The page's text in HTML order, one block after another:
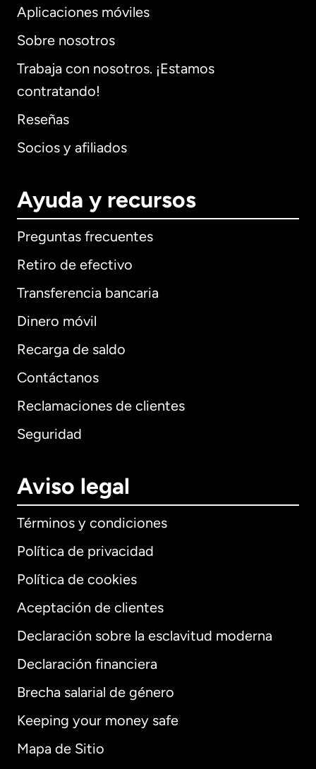
Aplicaciones móviles
Sobre nosotros
Trabaja con nosotros. ¡Estamos
contratando!
Reseñas
Socios y afiliados
Ayuda y recursos
Preguntas frecuentes
Retiro de efectivo
Transferencia bancaria
Dinero móvil
Recarga de saldo
Contáctanos
Reclamaciones de clientes
Seguridad
Aviso legal
Términos y condiciones
Política de privacidad
Política de cookies
Aceptación de clientes
Declaración sobre la esclavitud moderna
Declaración financiera
Brecha salarial de género
Keeping your money safe
Mapa de Sitio
Internacional English
Alemania